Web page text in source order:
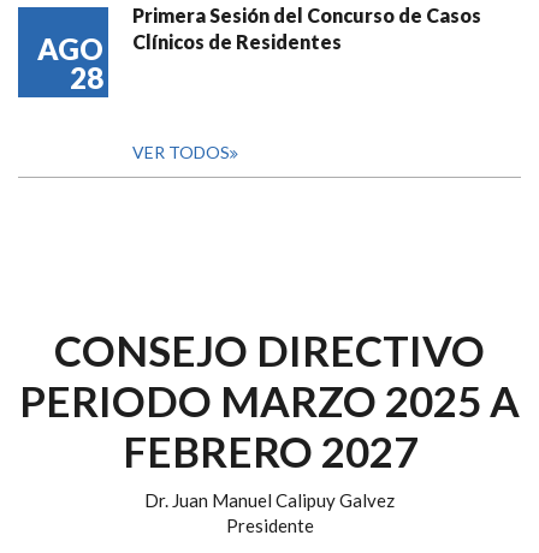
AGO
28
Primera Sesión del Concurso de Casos
Clínicos de Residentes
VER TODOS
CONSEJO DIRECTIVO
PERIODO MARZO 2025 A
FEBRERO 2027
Dr. Juan Manuel Calipuy Galvez
Presidente